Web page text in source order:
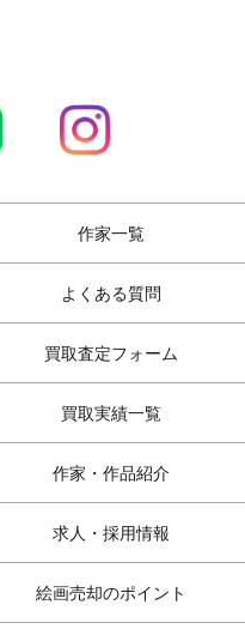
作家一覧
よくある質問
買取査定フォーム
買取実績一覧
作家・作品紹介
求人・採用情報
絵画売却のポイント